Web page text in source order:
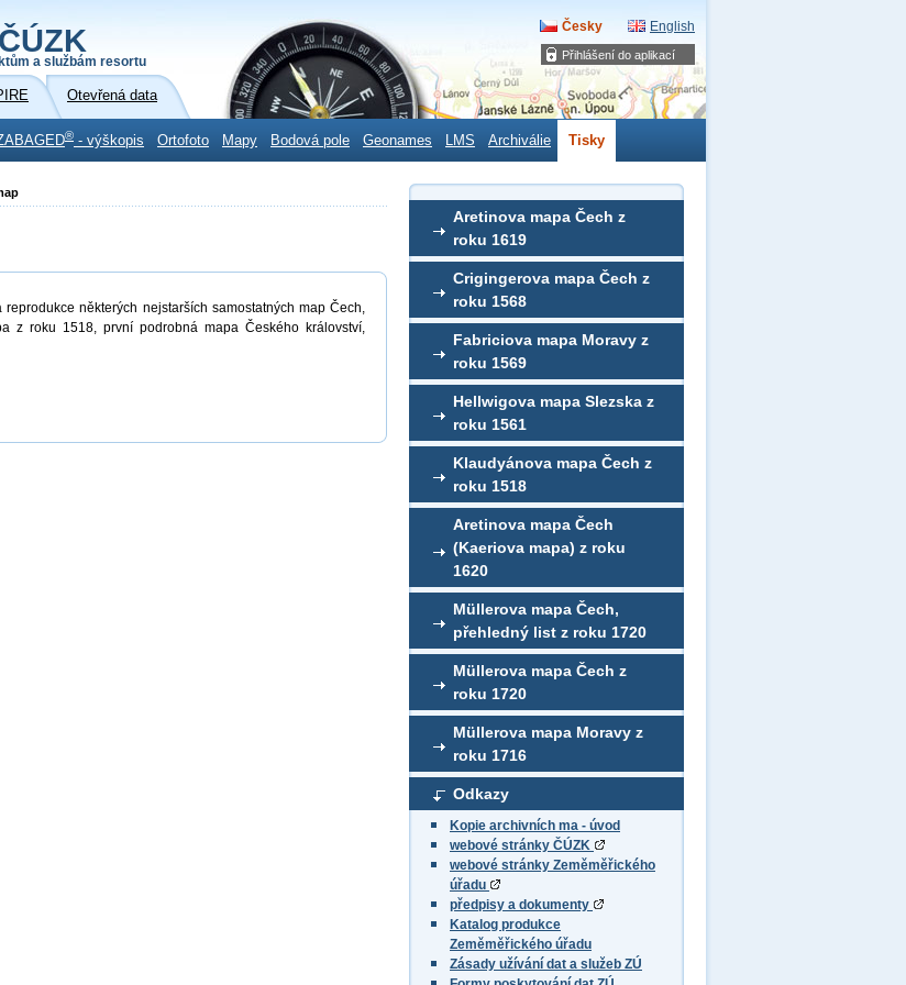
Přihlášení do aplikací
a službám resortu
Česky English
Otevřená data
® - výškopis Ortofoto Mapy Bodová pole Geonames LMS Archiválie Tisky
Aretinova mapa Čech z
roku 1619
Crigingerova mapa Čech z
roku 1568
Fabriciova mapa Moravy z
roku 1569
Hellwigova mapa Slezska z
roku 1561
Klaudyánova mapa Čech z
roku 1518
Aretinova mapa Čech
(Kaeriova mapa) z roku
1620
Müllerova mapa Čech,
přehledný list z roku 1720
Müllerova mapa Čech z
roku 1720
Müllerova mapa Moravy z
roku 1716
Odkazy
Kopie archivních ma - úvod
webové stránky ČÚZK
webové stránky Zeměměřického
úřadu
předpisy a dokumenty
Katalog produkce
Zeměměřického úřadu
Zásady užívání dat a služeb ZÚ
některých nejstarších samostatných map Čech,
z roku 1518, první podrobná mapa Českého království,